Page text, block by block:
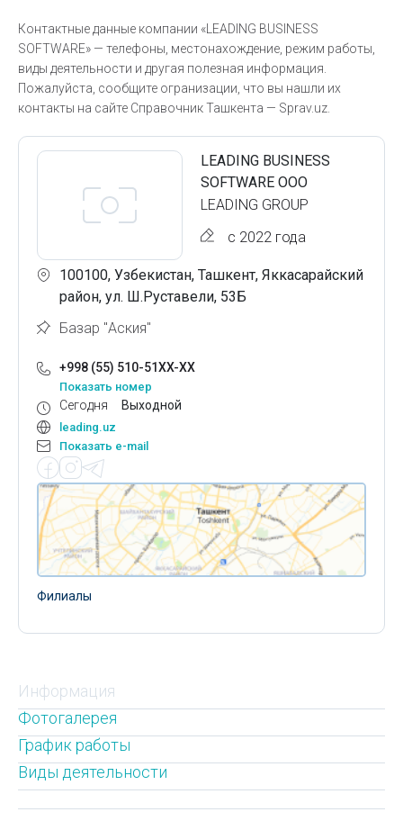
Контактные данные компании «LEADING BUSINESS
SOFTWARE» — телефоны, местонахождение, режим работы,
виды деятельности и другая полезная информация.
Пожалуйста, сообщите огранизации, что вы нашли их
контакты на сайте Справочник Ташкента — Sprav.uz.
LEADING BUSINESS
SOFTWARE ООО
LEADING GROUP
с 2022 года
100100, Узбекистан, Ташкент, Яккасарайский
район, ул. Ш.Руставели, 53Б
Базар "Аския"
+998 (55) 510-51XX-XX
Показать номер
Сегодня Выходной
leading.uz
Показать e-mail
Филиалы
Информация
Фотогалерея
График работы
Виды деятельности